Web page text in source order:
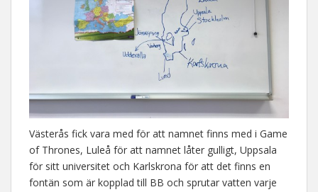
Västerås fick vara med för att namnet finns med i Game
of Thrones, Luleå för att namnet låter gulligt, Uppsala
för sitt universitet och Karlskrona för att det finns en
fontän som är kopplad till BB och sprutar vatten varje